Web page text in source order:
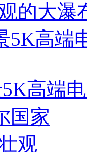
的大瀑
高端